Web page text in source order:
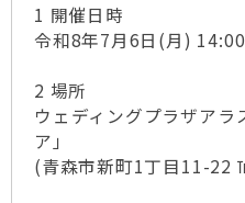
1 開催日時
令和8年7月6日(月)
2 場所
ウェディングプラザアラ
ア」
(青森市新町1丁目11-